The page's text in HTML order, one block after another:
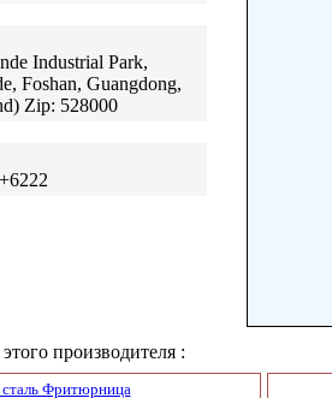
Industrial Park,
Foshan, Guangdong,
Zip: 528000
производителя :
Фритюрница